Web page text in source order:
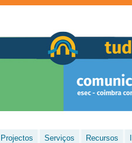
Projectos Serviços Recursos